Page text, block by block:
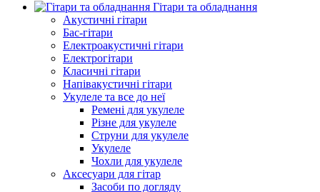
Гітари та обладнання
Акустичні гітари
Бас-гітари
Електроакустичні гітари
Електрогітари
Класичні гітари
Напівакустичні гітари
Укулеле та все до неї
Ремені для укулеле
Різне для укулеле
Струни для укулеле
Укулеле
Чохли для укулеле
Аксесуари для гітар
Засоби по догляду